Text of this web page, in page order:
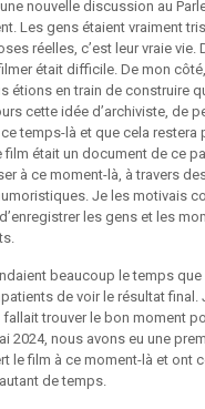
nouvelle discussion au
Les gens étaient vraiment
réelles, c’est leur vraie vie.
était difficile. De mon
étions en train de construire
cette idée d’archiviste, de
temps-là et que cela restera
film était un document de ce
à ce moment-là, à travers
Je les motivais
les gens et les
beaucoup le temps que
de voir le résultat final.
fallait trouver le bon moment
2024, nous avons eu une
le film à ce moment-là et ont
de temps.